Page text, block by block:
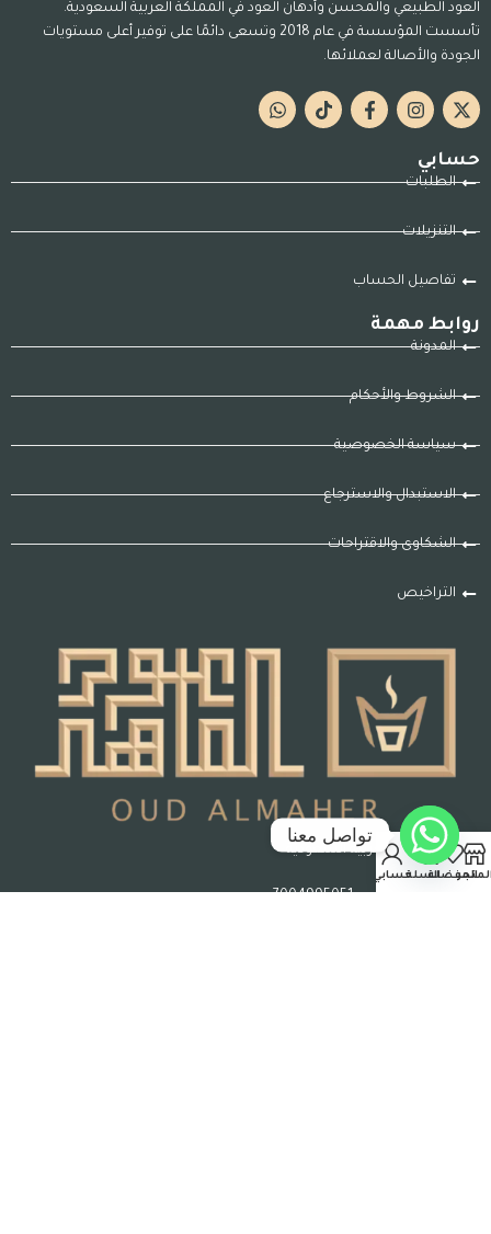
العود الطبيعي والمحسن وأدهان العود في المملكة العربية السعودية.
تأسست المؤسسة في عام 2018 وتسعى دائمًا على توفير أعلى مستويات
الجودة والأصالة لعملائها.
حسابي
الطلبات
التنزيلات
تفاصيل الحساب
روابط مهمة
المدونة
الشروط والأحكام
سياسة الخصوصية
الاستبدال والاسترجاع
الشكاوى والاقتراحات
التراخيص
جدة – المملكة العربية السعودية
رقم السجل التجاري : 7004995051
المفضلةالسلةحسابي
تواصل معنا